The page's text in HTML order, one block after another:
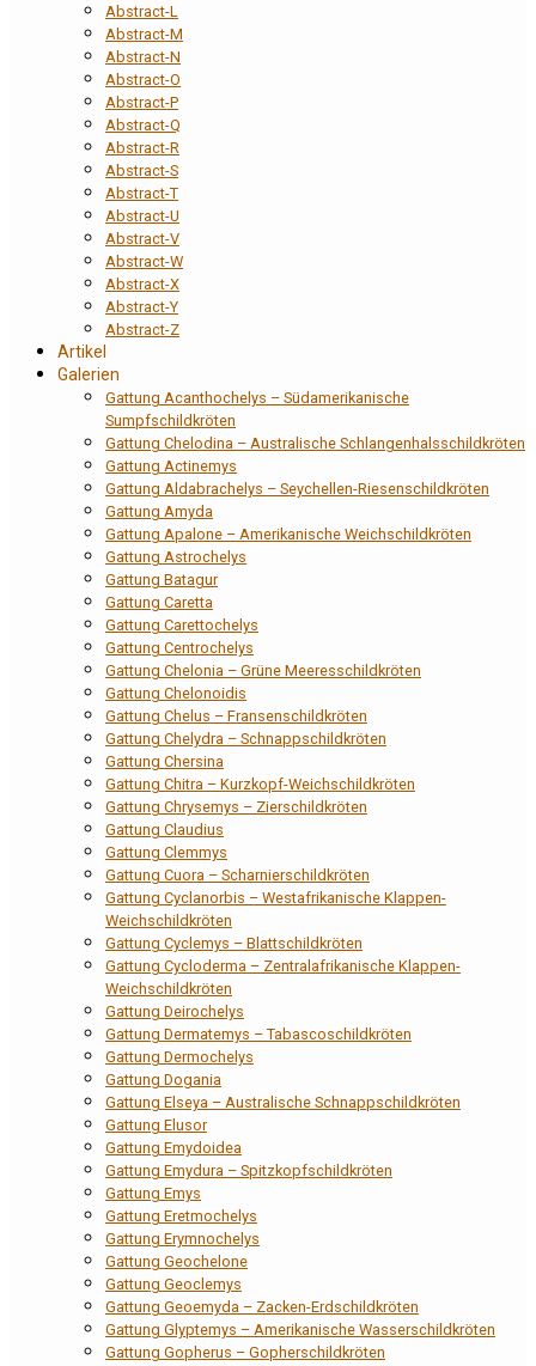
Abstract-L
Abstract-M
Abstract-N
Abstract-O
Abstract-P
Abstract-Q
Abstract-R
Abstract-S
Abstract-T
Abstract-U
Abstract-V
Abstract-W
Abstract-X
Abstract-Y
Abstract-Z
Artikel
Galerien
Gattung Acanthochelys – Südamerikanische
Sumpfschildkröten
Gattung Chelodina – Australische Schlangenhalsschildkröten
Gattung Actinemys
Gattung Aldabrachelys – Seychellen-Riesenschildkröten
Gattung Amyda
Gattung Apalone – Amerikanische Weichschildkröten
Gattung Astrochelys
Gattung Batagur
Gattung Caretta
Gattung Carettochelys
Gattung Centrochelys
Gattung Chelonia – Grüne Meeresschildkröten
Gattung Chelonoidis
Gattung Chelus – Fransenschildkröten
Gattung Chelydra – Schnappschildkröten
Gattung Chersina
Gattung Chitra – Kurzkopf-Weichschildkröten
Gattung Chrysemys – Zierschildkröten
Gattung Claudius
Gattung Clemmys
Gattung Cuora – Scharnierschildkröten
Gattung Cyclanorbis – Westafrikanische Klappen-
Weichschildkröten
Gattung Cyclemys – Blattschildkröten
Gattung Cycloderma – Zentralafrikanische Klappen-
Weichschildkröten
Gattung Deirochelys
Gattung Dermatemys – Tabascoschildkröten
Gattung Dermochelys
Gattung Dogania
Gattung Elseya – Australische Schnappschildkröten
Gattung Elusor
Gattung Emydoidea
Gattung Emydura – Spitzkopfschildkröten
Gattung Emys
Gattung Eretmochelys
Gattung Erymnochelys
Gattung Geochelone
Gattung Geoclemys
Gattung Geoemyda – Zacken-Erdschildkröten
Gattung Glyptemys – Amerikanische Wasserschildkröten
Gattung Gopherus – Gopherschildkröten